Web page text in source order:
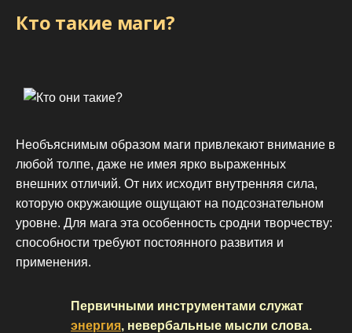
Кто такие маги?
Необъяснимым образом маги привлекают внимание в
любой толпе, даже не имея ярко выраженных
внешних отличий. От них исходит внутренняя сила,
которую окружающие ощущают на подсознательном
уровне. Для мага эта особенность сродни творчеству:
способности требуют постоянного развития и
применения.
Первичными инструментами служат
энергия, невербальные мысли слова.